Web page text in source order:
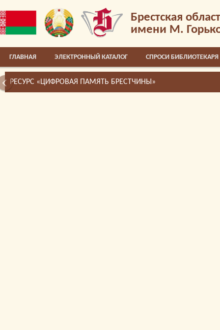
Брестская
имени М.
ГЛАВНАЯ ЭЛЕКТРОННЫЙ КАТАЛОГ СПРОСИ БИБЛИОТЕКАРЯ
РЕСУРС «ЦИФРОВАЯ ПАМЯТЬ БРЕСТЧИНЫ»